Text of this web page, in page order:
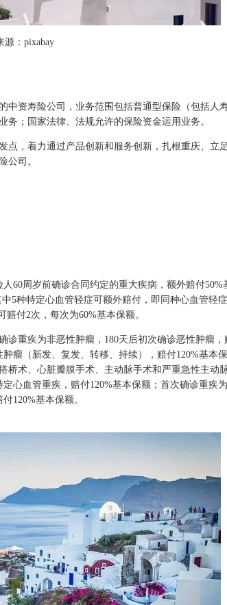
源：pixabay
资寿险公司，业务范围包括普通型保险（包括人
；国家法律、法规允许的保险资金运用业务。
着力通过产品创新和服务创新，扎根重庆、立足
公司。
周岁前确诊合同约定的重大疾病，额外赔付50%
5种特定心血管轻症可额外赔付，即同种心血管轻
付2次，每次为60%基本保额。
疾为非恶性肿瘤，180天后初次确诊恶性肿瘤，
瘤（新发、复发、转移、持续），赔付120%基本
术、心脏瓣膜手术、主动脉手术和严重急性主动
心血管重疾，赔付120%基本保额；首次确诊重疾
120%基本保额。